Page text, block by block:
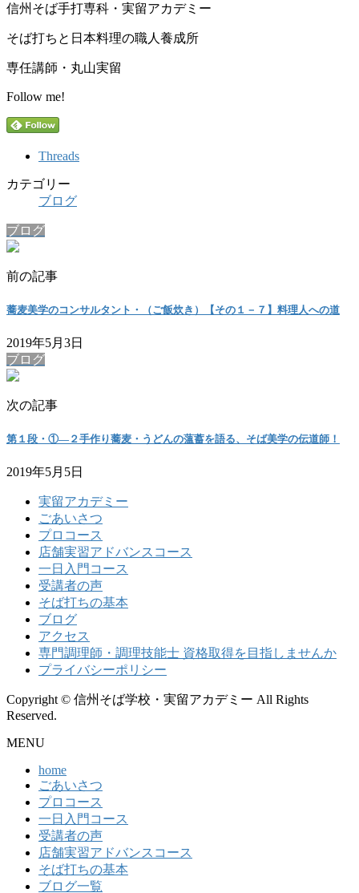
信州そば手打専科・実留アカデミー
そば打ちと日本料理の職人養成所
専任講師・丸山実留
Follow me!
Threads
カテゴリー
ブログ
ブログ
前の記事
蕎麦美学のコンサルタント・（ご飯炊き）【その１－７】料理人への道
2019年5月3日
ブログ
次の記事
第１段・①―２手作り蕎麦・うどんの薀蓄を語る、そば美学の伝道師！
2019年5月5日
実留アカデミー
ごあいさつ
プロコース
店舗実習アドバンスコース
一日入門コース
受講者の声
そば打ちの基本
ブログ
アクセス
専門調理師・調理技能士 資格取得を目指しませんか
プライバシーポリシー
Copyright © 信州そば学校・実留アカデミー All Rights
Reserved.
MENU
home
ごあいさつ
プロコース
一日入門コース
受講者の声
店舗実習アドバンスコース
そば打ちの基本
ブログ一覧